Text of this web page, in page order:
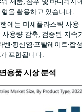
을 활용하고 있습니다.
에는 미세플라스틱 사용
용량 감축, 검증된 지속
벤·황산염·프탈레이트·합
포함됩니다.
용품 시장 분석